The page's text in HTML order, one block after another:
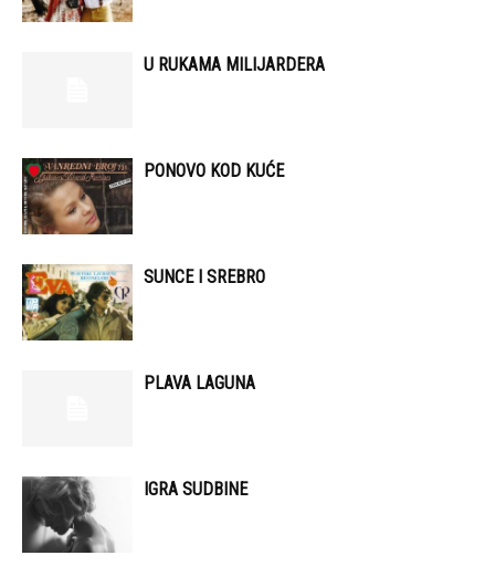
U RUKAMA MILIJARDERA
PONOVO KOD KUĆE
SUNCE I SREBRO
PLAVA LAGUNA
IGRA SUDBINE